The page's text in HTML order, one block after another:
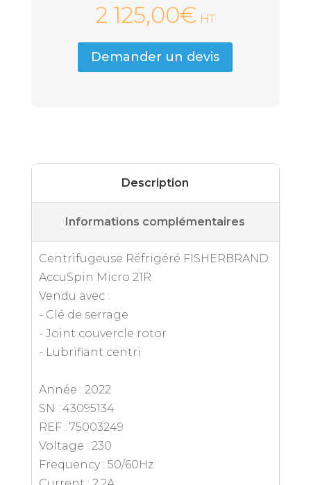
2 125,00€ HT
Demander un devis
Description
Informations complémentaires
Centrifugeuse Réfrigéré FISHERBRAND
AccuSpin Micro 21R
Vendu avec :
- Clé de serrage
- Joint couvercle rotor
- Lubrifiant centri
Année : 2022
SN : 43095134
REF : 75003249
Voltage : 230
Frequency : 50/60Hz